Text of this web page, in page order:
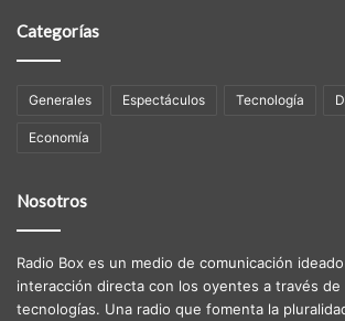
Categorías
Generales Espectáculos Tecnología
Economía
Nosotros
Radio Box es un medio de comunicación
interacción directa con los oyentes a través de
tecnologías. Una radio que fomenta la